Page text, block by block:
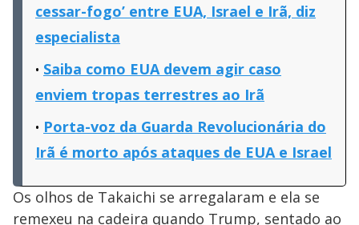
cessar-fogo’ entre EUA, Israel e Irã, diz
especialista
Saiba como EUA devem agir caso
enviem tropas terrestres ao Irã
Porta-voz da Guarda Revolucionária do
Irã é morto após ataques de EUA e Israel
Os olhos de Takaichi se arregalaram e ela se
remexeu na cadeira quando Trump, sentado ao